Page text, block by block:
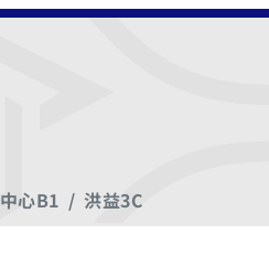
心B1 洪益3C